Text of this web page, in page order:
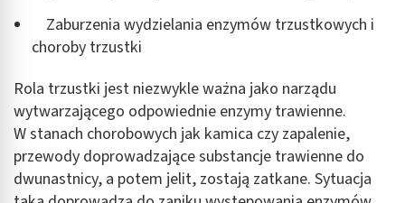
Zaburzenia wydzielania enzymów trzustkowych i
choroby trzustki
Rola trzustki jest niezwykle ważna jako narządu
wytwarzającego odpowiednie enzymy trawienne.
W stanach chorobowych jak kamica czy zapalenie,
przewody doprowadzające substancje trawienne do
dwunastnicy, a potem jelit, zostają zatkane. Sytuacja